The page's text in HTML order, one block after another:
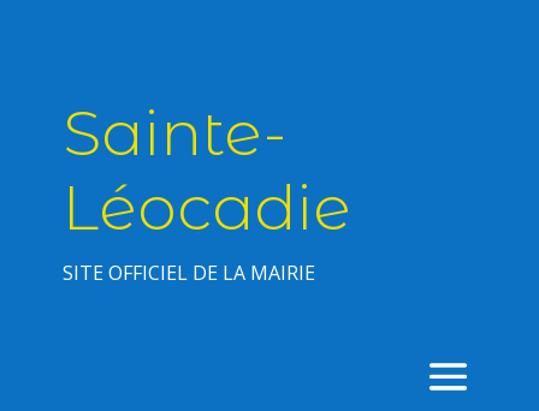
Sainte-
Léocadie
SITE OFFICIEL DE LA MAIRIE